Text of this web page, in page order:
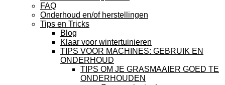
FAQ
Onderhoud en/of herstellingen
Tips en Tricks
Blog
Klaar voor wintertuinieren
TIPS VOOR MACHINES: GEBRUIK EN
ONDERHOUD
TIPS OM JE GRASMAAIER GOED TE
ONDERHOUDEN